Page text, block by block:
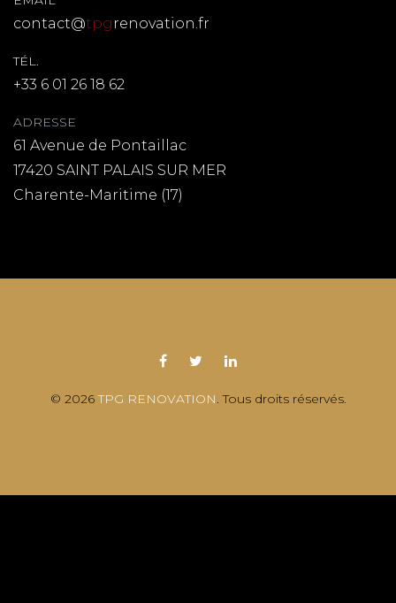
contact@tpg renovation.fr
TÉL.
+33 6 01 26 18 62
ADRESSE
61 Avenue de Pontaillac
17420 SAINT PALAIS SUR MER
Charente-Maritime (17)
© 2026TPG RENOVATION. Tous droits réservés.